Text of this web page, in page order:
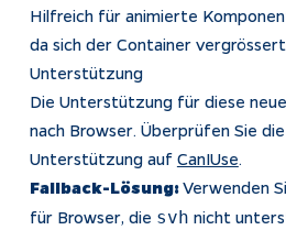
Hilfreich für animierte
da sich der Container
Unterstützung
Die Unterstützung für diese
nach Browser. Überprüfen Sie
Unterstützung auf CanIUse.
Fallback-Lösung:Verwenden
für Browser, die svh nicht